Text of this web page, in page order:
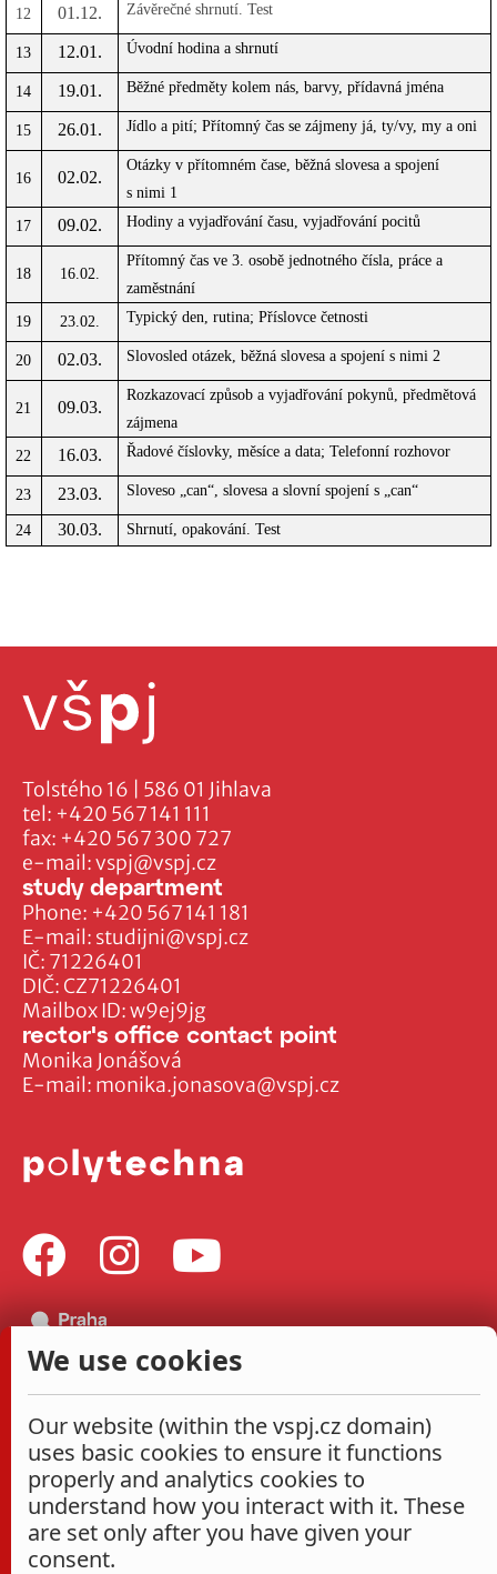
12 01.12. Závěrečné shrnutí. Test
13 12.01. Úvodní hodina a shrnutí
14 19.01. Běžné předměty kolem nás, barvy, přídavná jména
15 26.01. Jídlo a pití; Přítomný čas se zájmeny já, ty/vy, my a oni
16 02.02.
Otázky v přítomném čase, běžná slovesa a spojení
s nimi 1
17
09.02. Hodiny a vyjadřování času, vyjadřování pocitů
18 16.02.
Přítomný čas ve 3. osobě jednotného čísla, práce a
zaměstnání
19
23.02. Typický den, rutina; Příslovce četnosti
20 02.03. Slovosled otázek, běžná slovesa a spojení s nimi 2
21 09.03.
Rozkazovací způsob a vyjadřování pokynů, předmětová
zájmena
22
16.03. Řadové číslovky, měsíce a data; Telefonní rozhovor
23 23.03. Sloveso „can“, slovesa a slovní spojení s „can“
24 30.03. Shrnutí, opakování. Test
Tolstého 16 | 586 01 Jihlava
tel: +420 567 141 111
fax: +420 567 300 727
e-mail:vspj@vspj.cz
IČ: 71226401
DIČ: CZ71226401
Mailbox ID: w9ej9jg
study department
Phone: +420 567 141 181
E-mail: studijni@vspj.cz
rector's office contact point
Monika Jonášová
E-mail: monika.jonasova@vspj.cz
We use cookies
Our website (within the vspj.cz domain)
uses basic cookies to ensure it functions
properly and analytics cookies to
understand how you interact with it. These
are set only after you have given your
consent.